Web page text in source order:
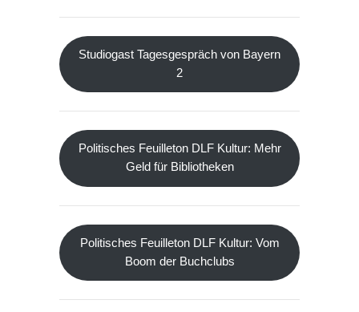
Studiogast Tagesgespräch von Bayern
2
Politisches Feuilleton DLF Kultur: Mehr
Geld für Bibliotheken
Politisches Feuilleton DLF Kultur: Vom
Boom der Buchclubs